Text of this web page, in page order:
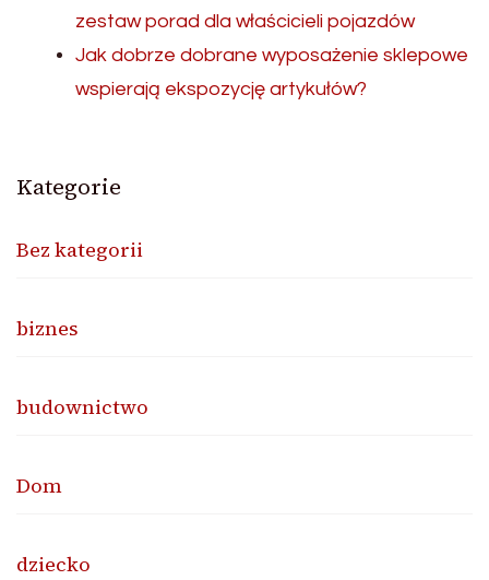
zestaw porad dla właścicieli pojazdów
Jak dobrze dobrane wyposażenie sklepowe
wspierają ekspozycję artykułów?
Kategorie
Bez kategorii
biznes
budownictwo
Dom
dziecko